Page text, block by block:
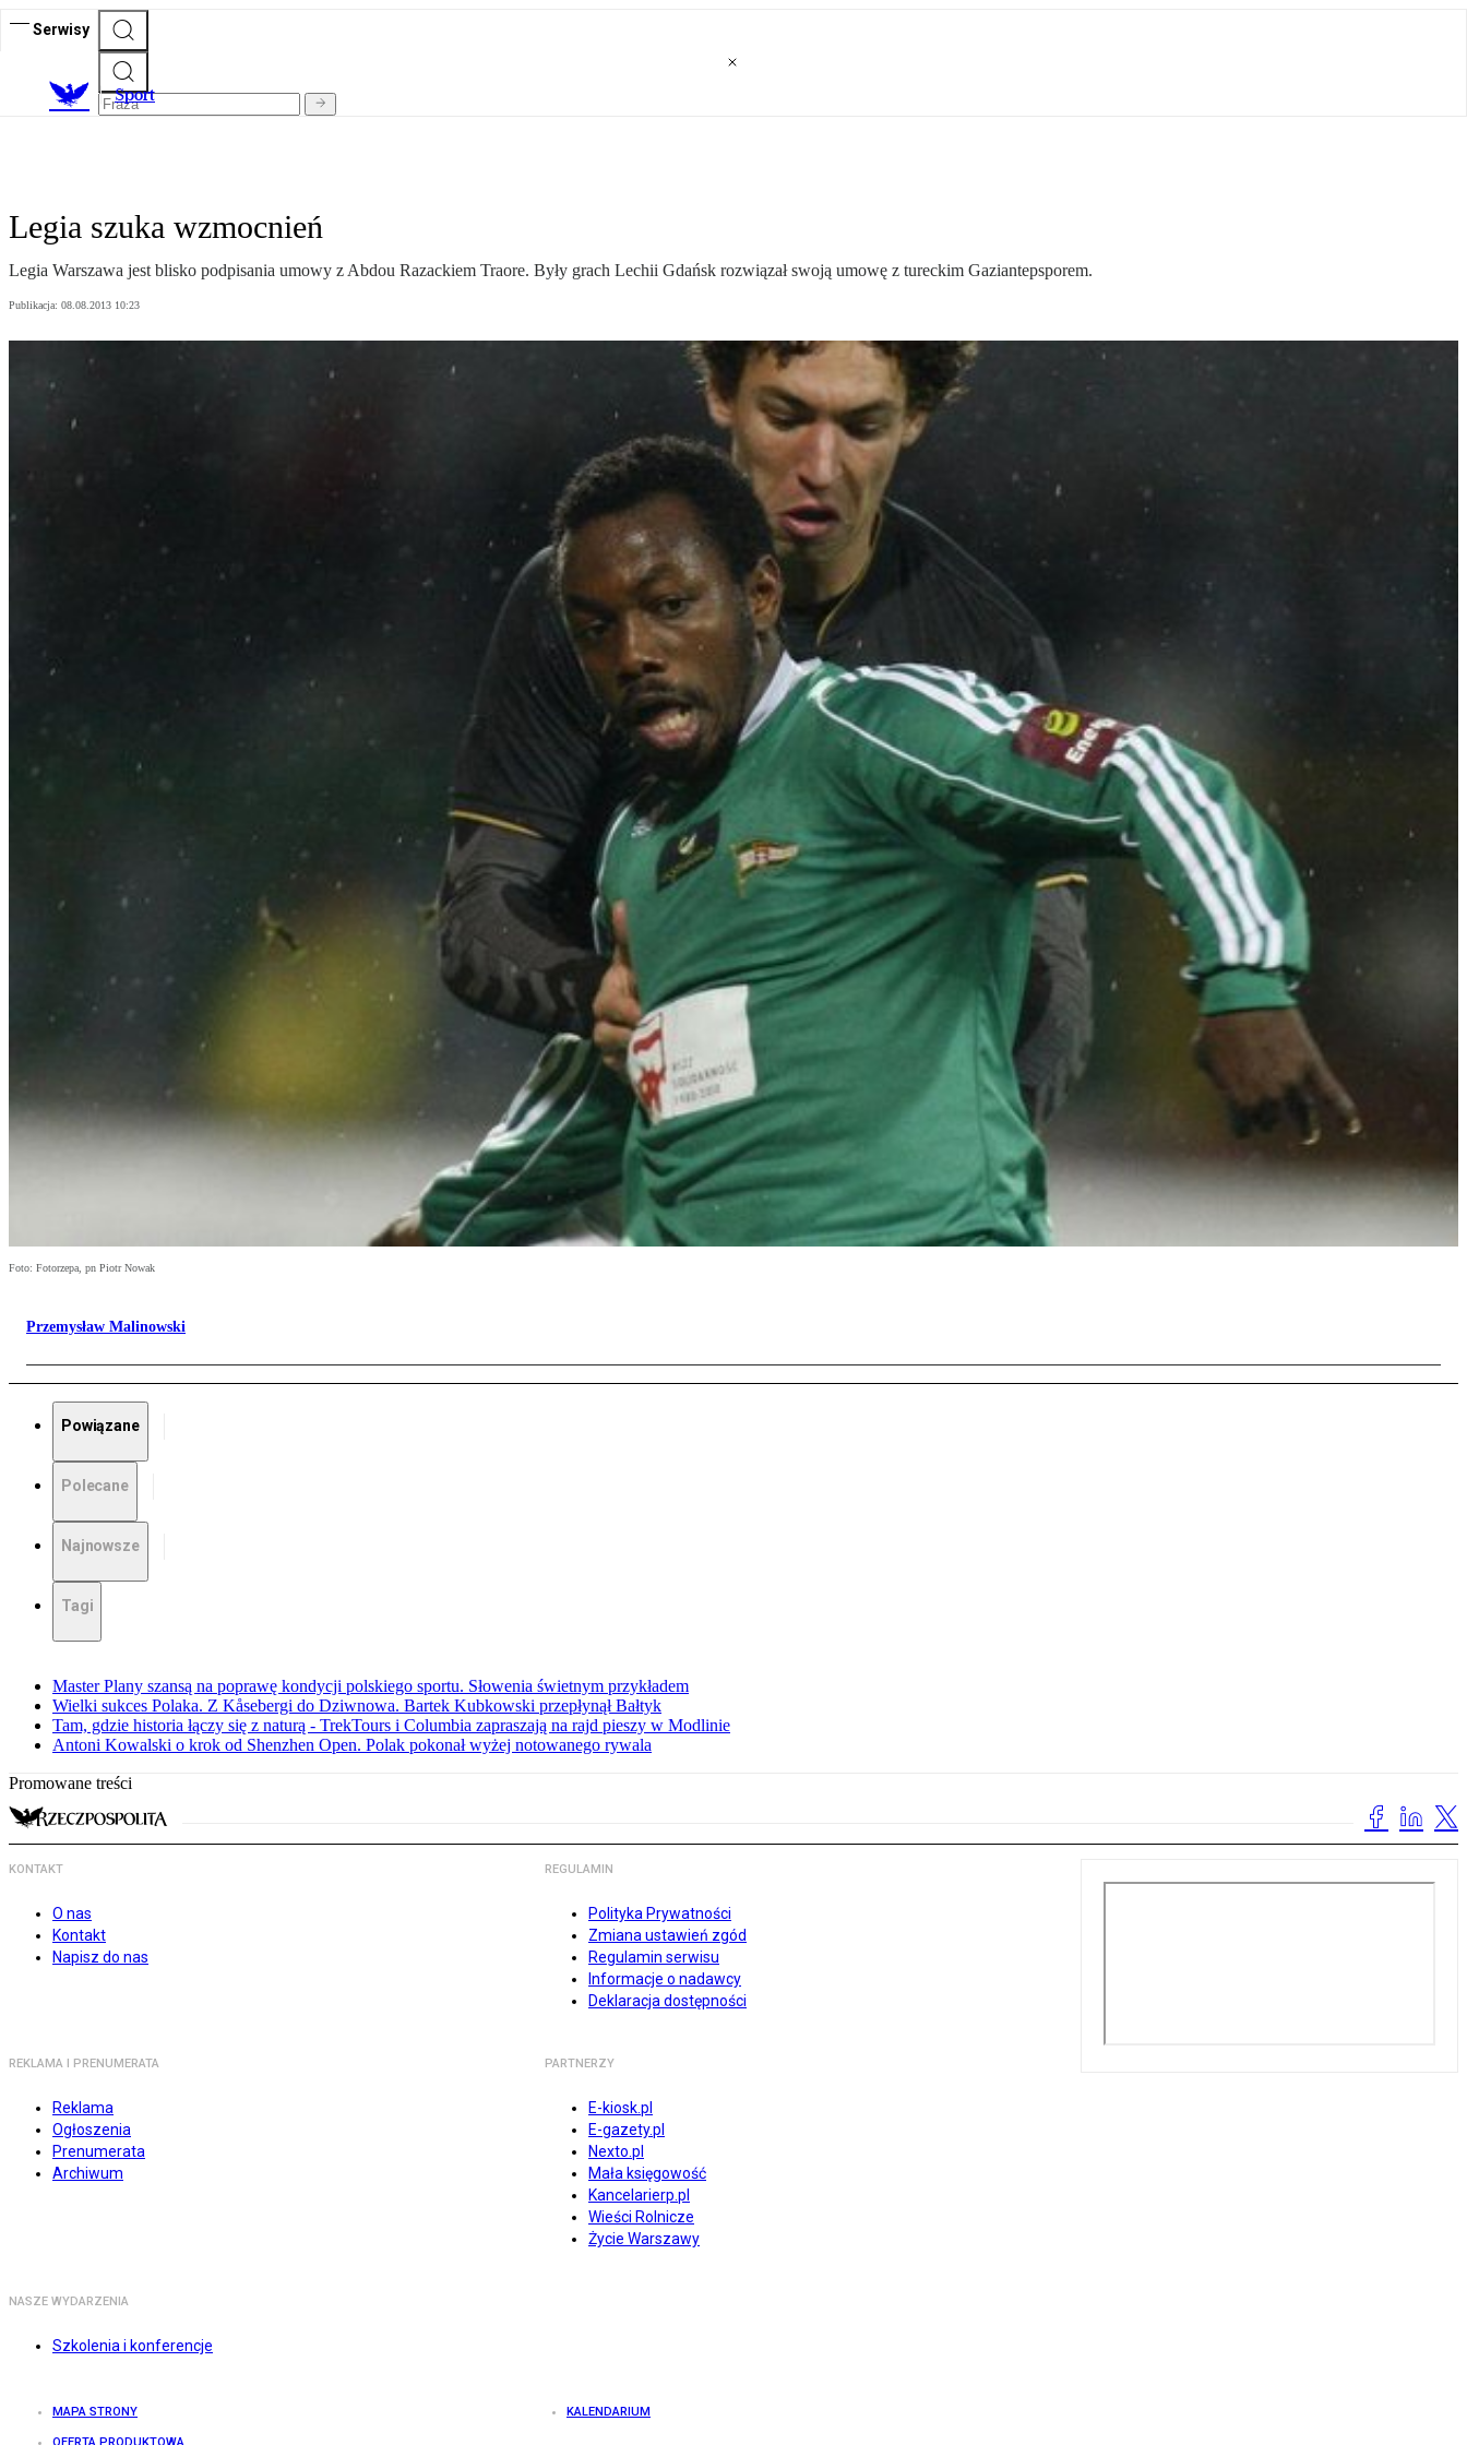
Serwisy
Sport
Legia szuka wzmocnień
Legia Warszawa jest blisko podpisania umowy z Abdou Razackiem Traore. Były grach Lechii Gdańsk rozwiązał swoją umowę z tureckim Gaziantepsporem.
Publikacja: 08.08.2013 10:23
Foto: Fotorzepa, pn Piotr Nowak
Przemysław Malinowski
Powiązane
Polecane
Najnowsze
Tagi
Master Plany szansą na poprawę kondycji polskiego sportu. Słowenia świetnym przykładem
Wielki sukces Polaka. Z Kåsebergi do Dziwnowa. Bartek Kubkowski przepłynął Bałtyk
Tam, gdzie historia łączy się z naturą - TrekTours i Columbia zapraszają na rajd pieszy w Modlinie
Antoni Kowalski o krok od Shenzhen Open. Polak pokonał wyżej notowanego rywala
Promowane treści
KONTAKT
O nas
Kontakt
Napisz do nas
REGULAMIN
Polityka Prywatności
Zmiana ustawień zgód
Regulamin serwisu
Informacje o nadawcy
Deklaracja dostępności
REKLAMA I PRENUMERATA
Reklama
Ogłoszenia
Prenumerata
Archiwum
PARTNERZY
E-kiosk.pl
E-gazety.pl
Nexto.pl
Mała księgowość
Kancelarierp.pl
Wieści Rolnicze
Życie Warszawy
NASZE WYDARZENIA
Szkolenia i konferencje
MAPA STRONY KALENDARIUM